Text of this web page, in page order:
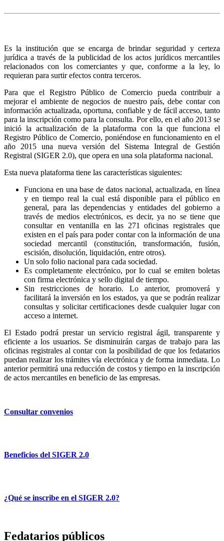
Es la institución que se encarga de brindar seguridad y certeza
jurídica a través de la publicidad de los actos jurídicos mercantiles
relacionados con los comerciantes y que, conforme a la ley, lo
requieran para surtir efectos contra terceros.
Para que el Registro Público de Comercio pueda contribuir a
mejorar el ambiente de negocios de nuestro país, debe contar con
información actualizada, oportuna, confiable y de fácil acceso, tanto
para la inscripción como para la consulta. Por ello, en el año 2013 se
inició la actualización de la plataforma con la que funciona el
Registro Público de Comercio, poniéndose en funcionamiento en el
año 2015 una nueva versión del Sistema Integral de Gestión
Registral (SIGER 2.0), que opera en una sola plataforma nacional.
Esta nueva plataforma tiene las características siguientes:
Funciona en una base de datos nacional, actualizada, en línea
y en tiempo real la cual está disponible para el público en
general, para las dependencias y entidades del gobierno a
través de medios electrónicos, es decir, ya no se tiene que
consultar en ventanilla en las 271 oficinas registrales que
existen en el país para poder contar con la información de una
sociedad mercantil (constitución, transformación, fusión,
escisión, disolución, liquidación, entre otros).
Un solo folio nacional para cada sociedad.
Es completamente electrónico, por lo cual se emiten boletas
con firma electrónica y sello digital de tiempo.
Sin restricciones de horario. Lo anterior, promoverá y
facilitará la inversión en los estados, ya que se podrán realizar
consultas y solicitar certificaciones desde cualquier lugar con
acceso a internet.
El Estado podrá prestar un servicio registral ágil, transparente y
eficiente a los usuarios. Se disminuirán cargas de trabajo para las
oficinas registrales al contar con la posibilidad de que los fedatarios
puedan realizar los trámites vía electrónica y de forma inmediata. Lo
anterior permitirá una reducción de costos y tiempo en la inscripción
de actos mercantiles en beneficio de las empresas.
Consultar convenios
Beneficios del SIGER 2.0
¿Qué se inscribe en el SIGER 2.0?
Fedatarios públicos